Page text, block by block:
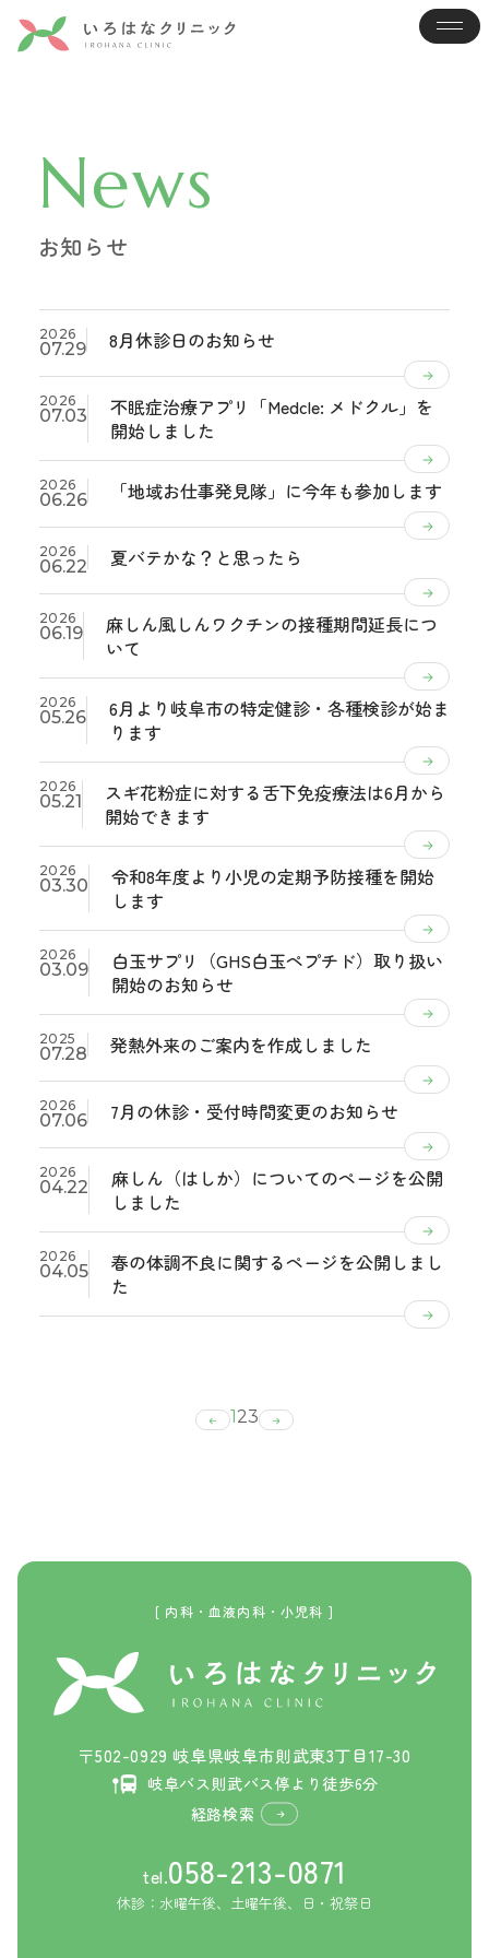
News
お知らせ
2026
07.29 8月休診日のお知らせ
2026
07.03
不眠症治療アプリ「Medcle: メドクル」を
開始しました
2026
06.26 「地域お仕事発見隊」に今年も参加します
2026
06.22 夏バテかな？と思ったら
2026
06.19
麻しん風しんワクチンの接種期間延長につ
いて
2026
05.26
6月より岐阜市の特定健診・各種検診が始ま
ります
2026
05.21
スギ花粉症に対する舌下免疫療法は6月から
開始できます
2026
03.30
令和8年度より小児の定期予防接種を開始
します
2026
03.09
白玉サプリ（GHS白玉ペプチド）取り扱い
開始のお知らせ
2025
07.28 発熱外来のご案内を作成しました
2026
07.06 7月の休診・受付時間変更のお知らせ
2026
04.22
麻しん（はしか）についてのページを公開
しました
2026
04.05
春の体調不良に関するページを公開しまし
た
1 23
[ 内科・血液内科・小児科 ]
〒502-0929 岐阜県岐阜市則武東3丁目17-30
岐阜バス則武バス停より徒歩6分
経路検索
tel.058-213-0871
休診：水曜午後、土曜午後、日・祝祭日